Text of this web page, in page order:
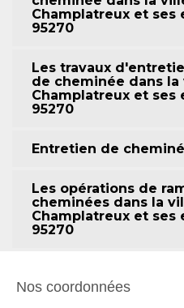
Champlatreux et ses
95270
Les travaux
de cheminée dans la
Champlatreux et ses
95270
Entretien de
Les opérations de
cheminées dans la
Champlatreux et ses
95270
Nos coordonnées